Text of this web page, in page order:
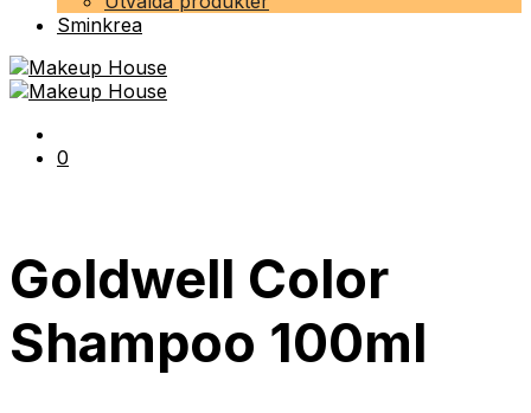
Sminkrea
0
Goldwell Color
Shampoo 100ml